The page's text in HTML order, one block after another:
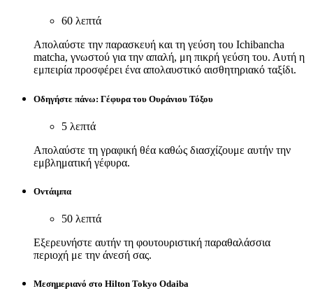
60 λεπτά
Απολαύστε την παρασκευή και τη γεύση του Ichibancha
matcha, γνωστού για την απαλή, μη πικρή γεύση του. Αυτή η
εμπειρία προσφέρει ένα απολαυστικό αισθητηριακό ταξίδι.
Οδηγήστε πάνω: Γέφυρα του Ουράνιου Τόξου
5 λεπτά
Απολαύστε τη γραφική θέα καθώς διασχίζουμε αυτήν την
εμβληματική γέφυρα.
Οντάιμπα
50 λεπτά
Εξερευνήστε αυτήν τη φουτουριστική παραθαλάσσια
περιοχή με την άνεσή σας.
Μεσημεριανό στο Hilton Tokyo Odaiba